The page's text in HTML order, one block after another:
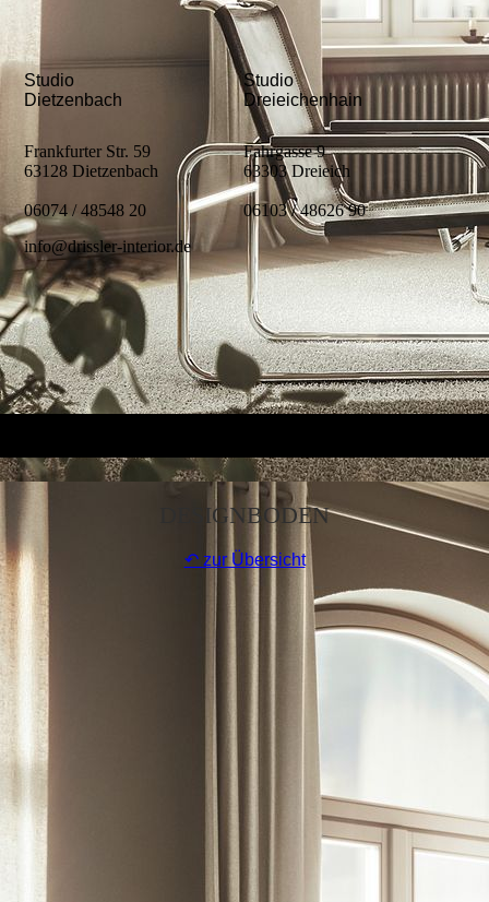
Studio
Dietzenbach
Studio
Dreieichenhain
Frankfurter Str. 59
63128 Dietzenbach
06074 / 48548 20
Fahrgasse 9
63303 Dreieich
06103 / 48626 90
info@drissler-interior.de
DESIGNBODEN
↶ zur Übersicht